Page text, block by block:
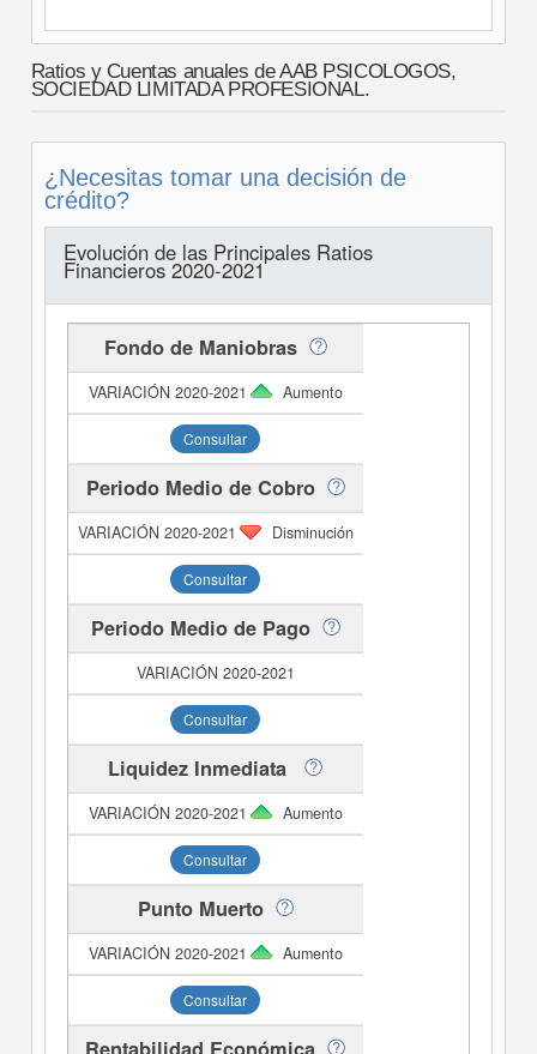
Ratios y Cuentas anuales de AAB PSICOLOGOS,
SOCIEDAD LIMITADA PROFESIONAL.
¿Necesitas tomar una decisión de
crédito?
Evolución de las Principales Ratios
Financieros 2020-2021
Fondo de Maniobras
Aumento
Consultar
Periodo Medio de Cobro
Disminución
Consultar
Periodo Medio de Pago
Consultar
Liquidez Inmediata
Aumento
Consultar
Punto Muerto
Aumento
Consultar